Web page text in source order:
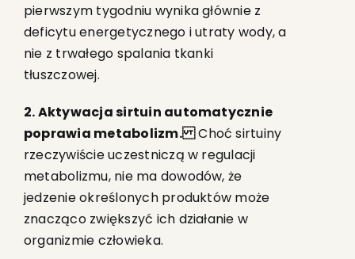
pierwszym tygodniu wynika głównie z
deficytu energetycznego i utraty wody, a
nie z trwałego spalania tkanki
tłuszczowej.
2. Aktywacja sirtuin automatycznie
poprawia metabolizm.Choć sirtuiny
rzeczywiście uczestniczą w regulacji
metabolizmu, nie ma dowodów, że
jedzenie określonych produktów może
znacząco zwiększyć ich działanie w
organizmie człowieka.